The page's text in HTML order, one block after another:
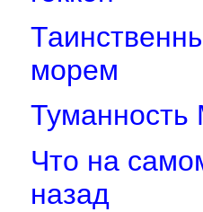
морем
Туманность
Что на
назад